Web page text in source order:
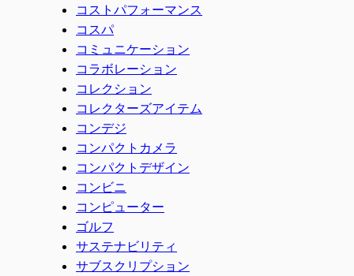
コストパフォーマンス
コスパ
コミュニケーション
コラボレーション
コレクション
コレクターズアイテム
コンデジ
コンパクトカメラ
コンパクトデザイン
コンビニ
コンピューター
ゴルフ
サステナビリティ
サブスクリプション